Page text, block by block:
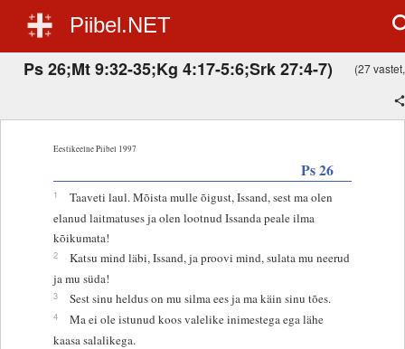
Piibel.NET
Ps 26;Mt 9:32-35;Kg 4:17-5:6;Srk 27:4-7) (27
Eestikeelne Piibel 1997
Ps 26
1
Taaveti laul. Mõista mulle õigust, Issand, sest ma olen
elanud laitmatuses ja olen lootnud Issanda peale ilma
kõikumata!
2
Katsu mind läbi, Issand, ja proovi mind, sulata mu neerud
ja mu süda!
3 Sest sinu heldus on mu silma ees ja ma käin sinu tões.
4
Ma ei ole istunud koos valelike inimestega ega lähe
kaasa salalikega.